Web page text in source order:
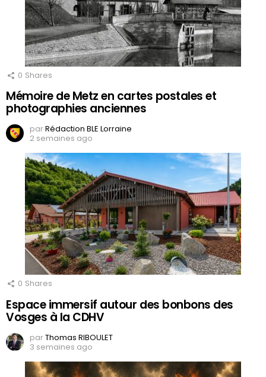
0 Shares
Mémoire de Metz en cartes postales et
photographies anciennes
parRédaction BLE Lorraine
2 semaines ago
0 Shares
Espace immersif autour des bonbons des
Vosges à la CDHV
parThomas RIBOULET
3 semaines ago